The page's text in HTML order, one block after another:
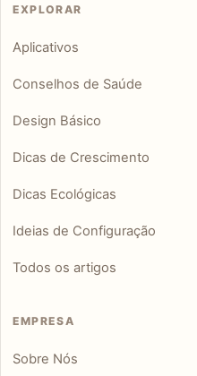
EXPLORAR
Aplicativos
Conselhos de Saúde
Design Básico
Dicas de Crescimento
Dicas Ecológicas
Ideias de Configuração
Todos os artigos
EMPRESA
Sobre Nós